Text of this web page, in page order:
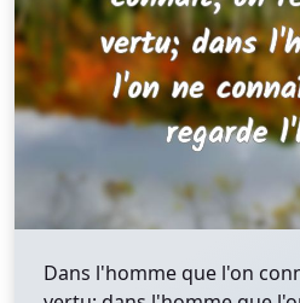
Dans l'homme que l'on